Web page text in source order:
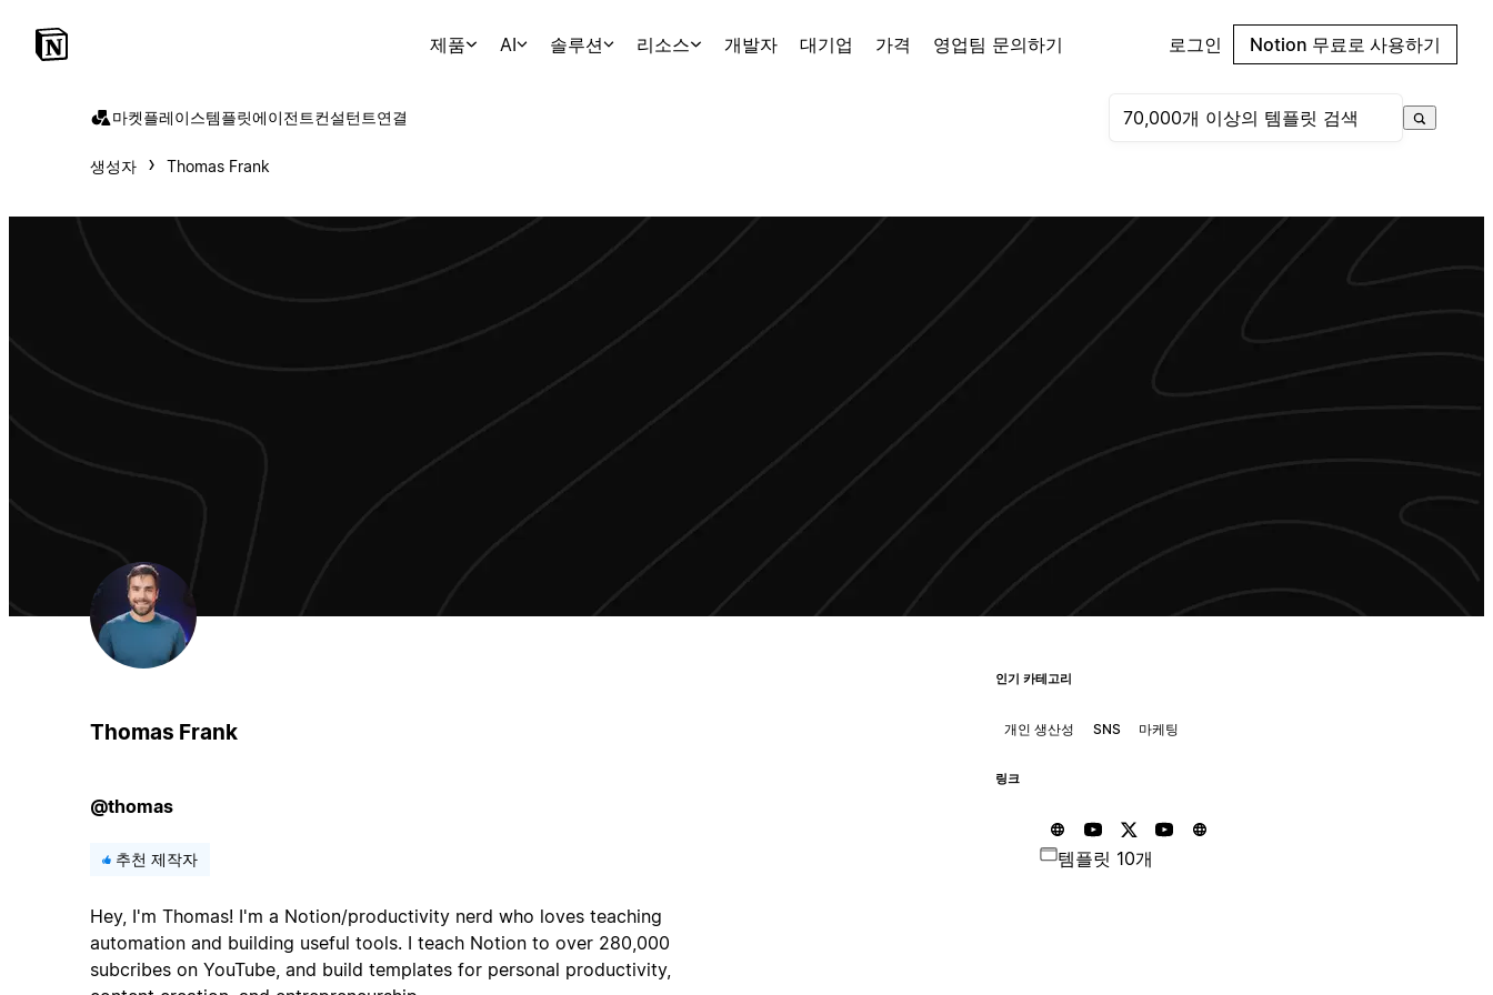
제품 AI 솔루션 리소스 개발자 대기업 가격 영업팀 문의하기 로그인 Notion 무료로 사용하기
마켓플레이스템플릿에이전트컨설턴트연결
생성자 Thomas Frank
Thomas Frank
@thomas
추천 제작자
Hey, I'm Thomas! I'm a Notion/productivity nerd who loves teaching
automation and building useful tools. I teach Notion to over 280,000
subcribes on YouTube, and build templates for personal productivity,
인기 카테고리
개인 생산성 SNS 마케팅
링크
템플릿 10개